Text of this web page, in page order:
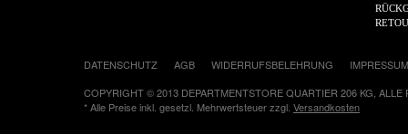
DATENSCHUTZ AGB WIDERRUFSBELEHRUNG
IMPRESSUM
COPYRIGHT © 2013 DEPARTMENTSTORE QUARTIER 206 KG, ALLE
* Alle Preise inkl. gesetzl. Mehrwertsteuer zzgl. Versandkosten